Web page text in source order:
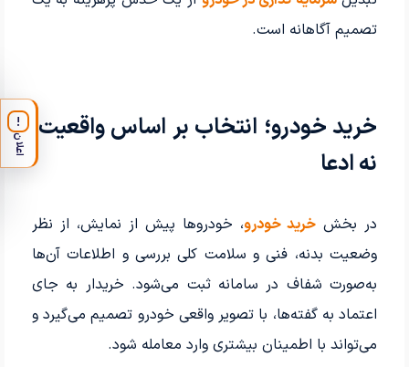
تصمیم آگاهانه است.
خرید خودرو؛ انتخاب بر اساس واقعیت،
نه ادعا
در بخش خرید خودرو، خودروها پیش از نمایش، از نظر
وضعیت بدنه، فنی و سلامت کلی بررسی و اطلاعات آن‌ها
به‌صورت شفاف در سامانه ثبت می‌شود. خریدار به جای
اعتماد به گفته‌ها، با تصویر واقعی خودرو تصمیم می‌گیرد و
می‌تواند با اطمینان بیشتری وارد معامله شود.
!
اعلان